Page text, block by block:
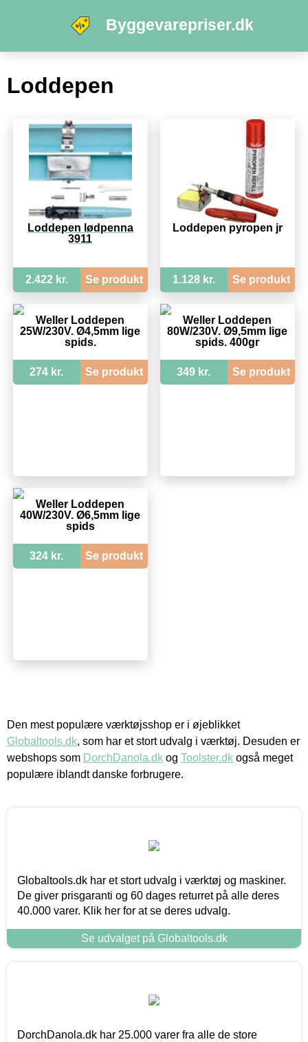
Byggevarepriser.dk
Loddepen
Loddepen lødpenna
3911
2.422 kr. Se produkt
Loddepen pyropen jr
1.128 kr. Se produkt
Weller Loddepen
25W/230V. Ø4,5mm lige
spids.
274 kr. Se produkt
Weller Loddepen
80W/230V. Ø9,5mm lige
spids. 400gr
349 kr. Se produkt
Weller Loddepen
40W/230V. Ø6,5mm lige
spids
324 kr. Se produkt
Den mest populære værktøjsshop er i øjeblikket
Globaltools.dk, som har et stort udvalg i værktøj. Desuden er
webshops som DorchDanola.dk og Toolster.dk også meget
populære iblandt danske forbrugere.
Globaltools.dk har et stort udvalg i værktøj og maskiner.
De giver prisgaranti og 60 dages returret på alle deres
40.000 varer. Klik her for at se deres udvalg.
Se udvalget på Globaltools.dk
DorchDanola.dk har 25.000 varer fra alle de store